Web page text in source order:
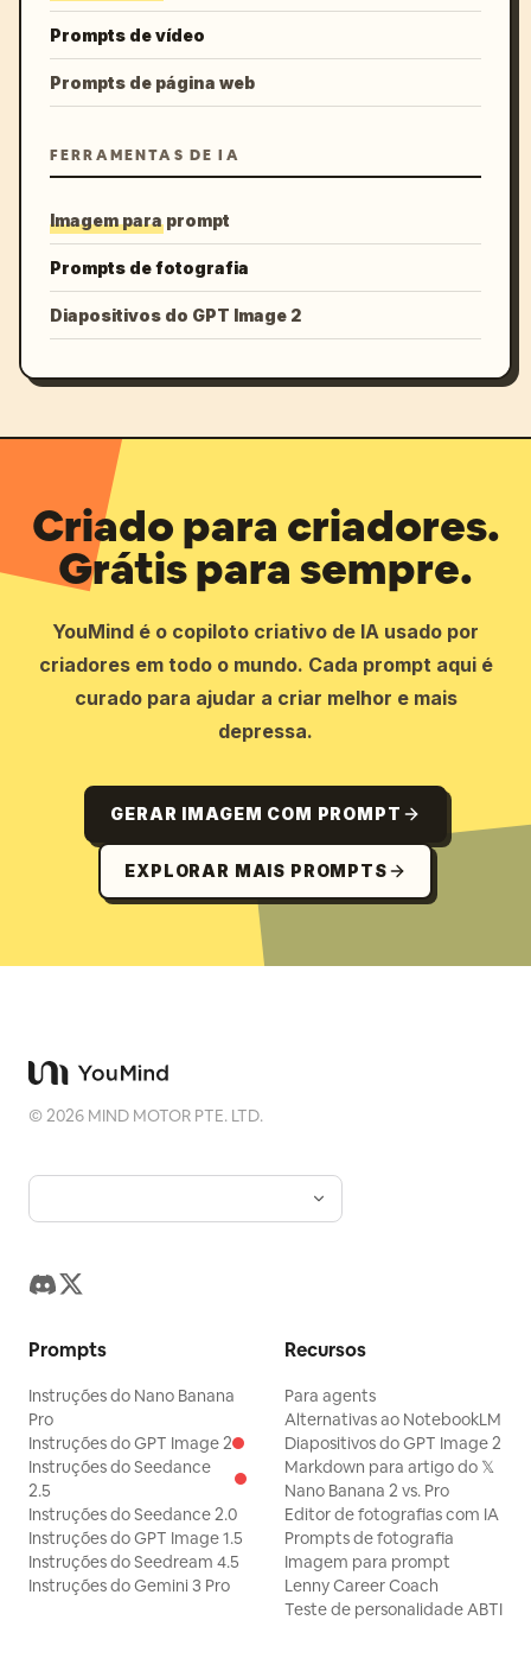
Prompts de vídeo
Prompts de página web
FERRAMENTAS DE IA
Imagem para prompt
Prompts de fotografia
Diapositivos do GPT Image 2
Criado para criadores.
Grátis para sempre.
YouMind é o copiloto criativo de IA usado por
criadores em todo o mundo. Cada prompt aqui é
curado para ajudar a criar melhor e mais
depressa.
GERAR IMAGEM COM PROMPT
EXPLORAR MAIS PROMPTS
©2026 MIND MOTOR PTE. LTD.
Prompts
Instruções do Nano Banana
Pro
Instruções do GPT Image 2
Instruções do Seedance
2.5
Instruções do Seedance 2.0
Instruções do GPT Image 1.5
Instruções do Seedream 4.5
Instruções do Gemini 3 Pro
Recursos
Para agents
Alternativas ao NotebookLM
Diapositivos do GPT Image 2
Markdown para artigo do 𝕏
Nano Banana 2 vs. Pro
Editor de fotografias com IA
Prompts de fotografia
Imagem para prompt
Lenny Career Coach
Teste de personalidade ABTI